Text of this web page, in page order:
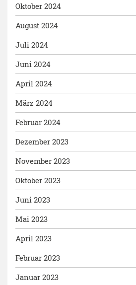
Oktober 2024
August 2024
Juli 2024
Juni 2024
April 2024
März 2024
Februar 2024
Dezember 2023
November 2023
Oktober 2023
Juni 2023
Mai 2023
April 2023
Februar 2023
Januar 2023